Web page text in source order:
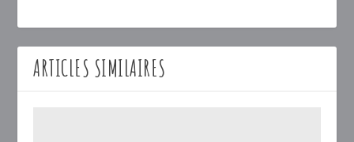
ARTICLES SIMILAIRES